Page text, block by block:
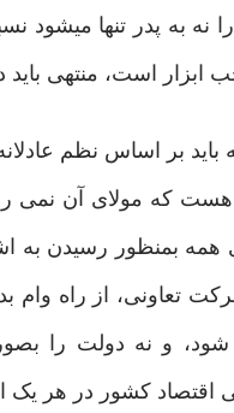
نه به پدر تنها
ابزار است، منتهی
بر اساس نظم عادلانه
همه بمنظور رسیدن به
تعاونی، از راه
و نه دولت را
اقتصاد کشور در هر